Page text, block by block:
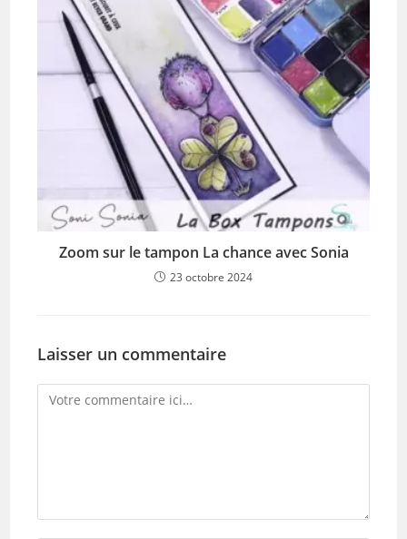
Zoom sur le tampon La chance avec Sonia
23 octobre 2024
Laisser un commentaire
Comment